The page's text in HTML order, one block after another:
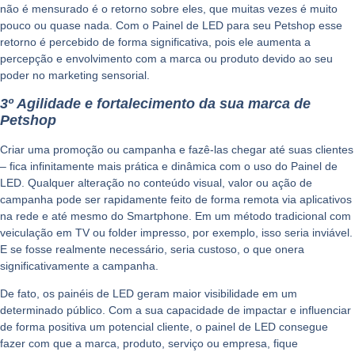
não é mensurado é o retorno sobre eles, que muitas vezes é muito
pouco ou quase nada. Com o Painel de LED para seu Petshop esse
retorno é percebido de forma significativa, pois ele aumenta a
percepção e envolvimento com a marca ou produto devido ao seu
poder no marketing sensorial.
3º Agilidade e fortalecimento da sua marca de
Petshop
Criar uma promoção ou campanha e fazê-las chegar até suas clientes
– fica infinitamente mais prática e dinâmica com o uso do Painel de
LED. Qualquer alteração no conteúdo visual, valor ou ação de
campanha pode ser rapidamente feito de forma remota via aplicativos
na rede e até mesmo do Smartphone. Em um método tradicional com
veiculação em TV ou folder impresso, por exemplo, isso seria inviável.
E se fosse realmente necessário, seria custoso, o que onera
significativamente a campanha.
De fato, os painéis de LED geram maior visibilidade em um
determinado público. Com a sua capacidade de impactar e influenciar
de forma positiva um potencial cliente, o painel de LED consegue
fazer com que a marca, produto, serviço ou empresa, fique